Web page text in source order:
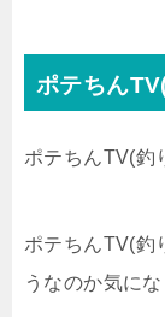
ポテちん
ポテちんTV(釣
ポテちんTV(釣
うなのか気にな